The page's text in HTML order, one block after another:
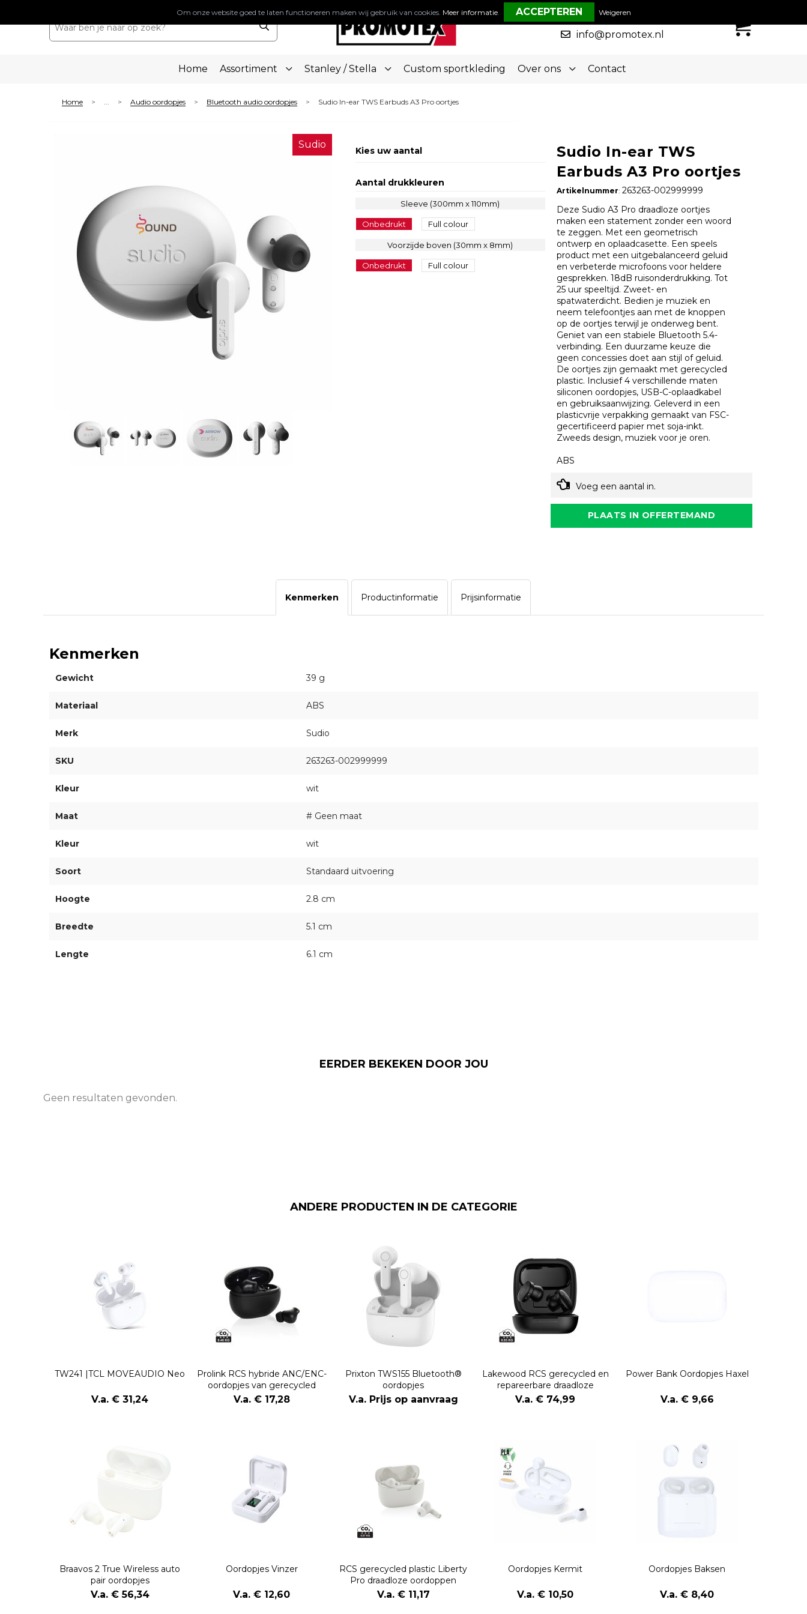
050-5773636
info@promotex.nl
Home Assortiment Stanley / Stella Custom sportkleding Over ons Contact
Home > ... > Audio oordopjes > Bluetooth audio oordopjes > Sudio In-ear TWS Earbuds A3 Pro oortjes
Sudio
Kies uw aantal
Aantal drukkleuren
Sleeve (300mm x 110mm)
Onbedrukt Full colour
Voorzijde boven (30mm x 8mm)
Onbedrukt Full colour
Sudio In-ear TWS
Earbuds A3 Pro oortjes
Artikelnummer: 263263-002999999
Deze Sudio A3 Pro draadloze oortjes
maken een statement zonder een woord
te zeggen. Met een geometrisch
ontwerp en oplaadcasette. Een speels
product met een uitgebalanceerd geluid
en verbeterde microfoons voor heldere
gesprekken. 18dB ruisonderdrukking. Tot
25 uur speeltijd. Zweet- en
spatwaterdicht. Bedien je muziek en
neem telefoontjes aan met de knoppen
op de oortjes terwijl je onderweg bent.
Geniet van een stabiele Bluetooth 5.4-
verbinding. Een duurzame keuze die
geen concessies doet aan stijl of geluid.
De oortjes zijn gemaakt met gerecycled
plastic. Inclusief 4 verschillende maten
siliconen oordopjes, USB-C-oplaadkabel
en gebruiksaanwijzing. Geleverd in een
plasticvrije verpakking gemaakt van FSC-
gecertificeerd papier met soja-inkt.
Zweeds design, muziek voor je oren.
ABS
Voeg een aantal in.
PLAATS IN OFFERTEMAND
Kenmerken Productinformatie Prijsinformatie
Kenmerken
Gewicht 39 g
Materiaal ABS
Merk Sudio
SKU 263263-002999999
Kleur wit
Maat # Geen maat
Kleur wit
Soort Standaard uitvoering
Hoogte 2.8 cm
Breedte 5.1 cm
Lengte 6.1 cm
EERDER BEKEKEN DOOR JOU
Geen resultaten gevonden.
ANDERE PRODUCTEN IN DE CATEGORIE
TW241 |TCL MOVEAUDIO Neo
V.a. € 31,24
Prolink RCS hybride ANC/ENC-
oordopjes van gerecycled
plastic
V.a. € 17,28
Prixton TWS155 Bluetooth®
oordopjes
V.a. Prijs op aanvraag
Lakewood RCS gerecycled en
repareerbare draadloze
oordopjes
V.a. € 74,99
Power Bank Oordopjes Haxel
V.a. € 9,66
Braavos 2 True Wireless auto
pair oordopjes
V.a. € 56,34
Oordopjes Vinzer
V.a. € 12,60
RCS gerecycled plastic Liberty
Pro draadloze oordoppen
V.a. € 11,17
Oordopjes Kermit
V.a. € 10,50
Oordopjes Baksen
V.a. € 8,40
Om onze website goed te laten functioneren maken wij gebruik van cookies. Meer informatie. Weigeren